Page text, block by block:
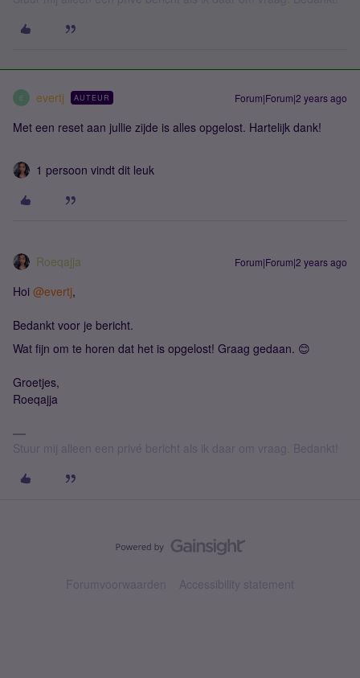
E evertj AUTEUR Forum|Forum|2 years ago
Met een reset aan jullie zijde is alles opgelost. Hartelijk dank!
1 persoon vindt dit leuk
Roeqajja Forum|Forum|2 years ago
Hoi @evertj,
Bedankt voor je bericht.
Wat fijn om te horen dat het is opgelost! Graag gedaan. 😊
Groetjes,
Roeqajja
Stuur mij alleen een privé bericht als ik daar om vraag. Bedankt!
Forumvoorwaarden Accessibility statement